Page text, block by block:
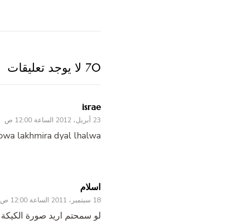
70 لا يوجد تعليقات
israe
23 أبريل، 2012 الساعة 12:00 ص
lakhmira dyal lhalwa
اسلام
18 سبتمبر، 2011 الساعة 12:00 ص
لو سمحتم اريد صورة